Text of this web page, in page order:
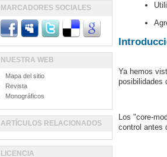
Ya hemos
posibilidades
Los "core-
control antes
MARCADORES SOCIALES
NUESTRA WEB
Mapa del sitio
Revista
Monográficos
ARTÍCULOS RELACIONADOS
LICENCIA